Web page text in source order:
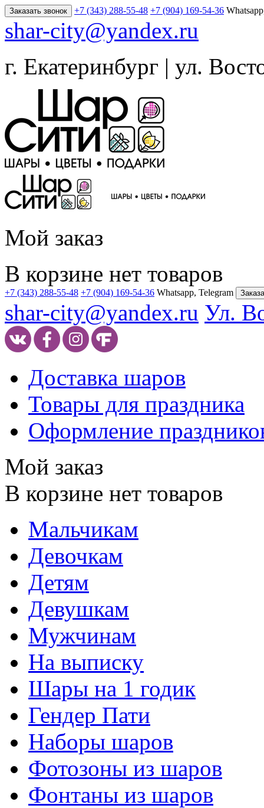
Заказать звонок +7 (343) 288-55-48 +7 (904) 169-54-36
shar-city@yandex.ru
г. Екатеринбург | ул.
Мой заказ
В корзине нет товаров
+7 (343) 288-55-48 +7 (904) 169-54-36 Whatsapp, Telegram
shar-city@yandex.ru Ул.
Доставка шаров
Товары для праздника
Оформление
Мой заказ
В корзине нет товаров
Мальчикам
Девочкам
Детям
Девушкам
Мужчинам
На выписку
Шары на 1 годик
Гендер Пати
Наборы шаров
Фотозоны из шаров
Фонтаны из шаров